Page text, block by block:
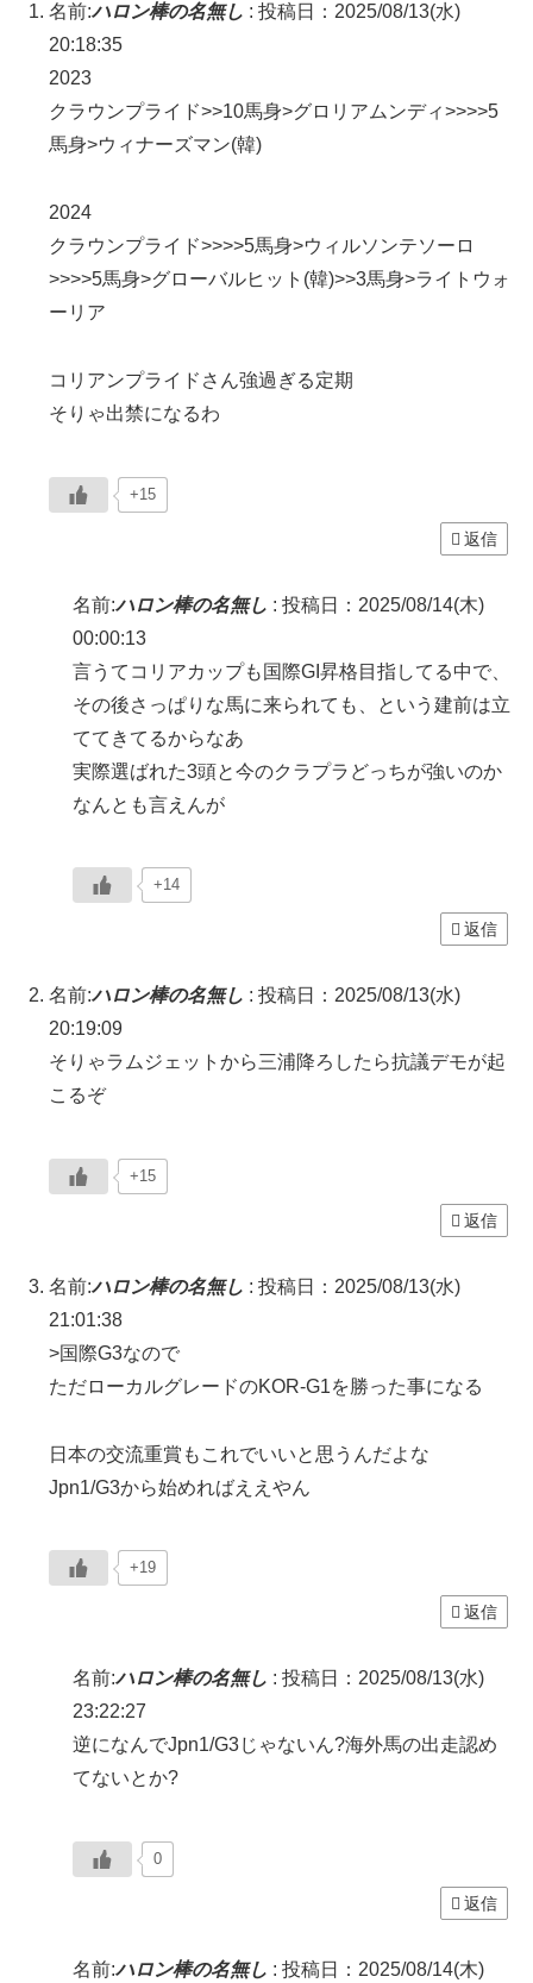
名前:ハロン棒の名無し : 投稿日：2025/08/13(水)
20:18:35
2023
クラウンプライド>>10馬身>グロリアムンディ>>>>5
馬身>ウィナーズマン(韓)
2024
クラウンプライド>>>>5馬身>ウィルソンテソーロ
>>>>5馬身>グローバルヒット(韓)>>3馬身>ライトウォ
ーリア
コリアンプライドさん強過ぎる定期
そりゃ出禁になるわ
+15
返信
名前:ハロン棒の名無し : 投稿日：2025/08/14(木)
00:00:13
言うてコリアカップも国際GI昇格目指してる中で、
その後さっぱりな馬に来られても、という建前は立
ててきてるからなあ
実際選ばれた3頭と今のクラプラどっちが強いのか
なんとも言えんが
+14
返信
名前:ハロン棒の名無し : 投稿日：2025/08/13(水)
20:19:09
そりゃラムジェットから三浦降ろしたら抗議デモが起
こるぞ
+15
返信
名前:ハロン棒の名無し : 投稿日：2025/08/13(水)
21:01:38
>国際G3なので
ただローカルグレードのKOR-G1を勝った事になる
日本の交流重賞もこれでいいと思うんだよな
Jpn1/G3から始めればええやん
+19
返信
名前:ハロン棒の名無し : 投稿日：2025/08/13(水)
23:22:27
逆になんでJpn1/G3じゃないん?海外馬の出走認め
てないとか?
0
返信
名前:ハロン棒の名無し : 投稿日：2025/08/14(木)